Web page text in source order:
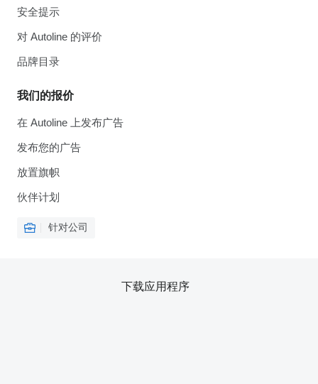
安全提示
对 Autoline 的评价
品牌目录
我们的报价
在 Autoline 上发布广告
发布您的广告
放置旗帜
伙伴计划
针对公司
下载应用程序